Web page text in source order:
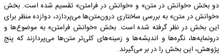
دو بخش «خوانش در متن» و «خوانش در فرامتن» تقسیم شده است. بخش
«خوانش در متن» به بررسی ساختاری درون‌متن‌ها می‌پردازد، دوازده منظر برای
این بخش در نظر گرفته شده است. بخش «خوانش فرامتن» به موضوع‌ها و
درونمایه‌ها، نگره‌ها و اندیشه‌ها و زمینه‌های کلی‌تر متن‌ها می‌پردازند که پنج
پژوهش، این بخش را در بر می‌گیرند.